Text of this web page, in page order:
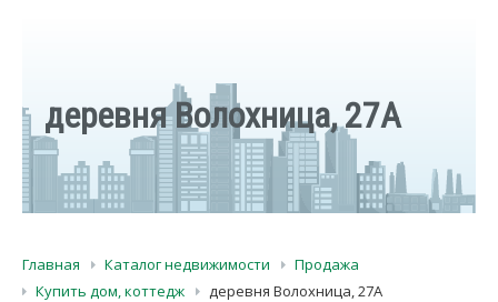
Регионы
Контакты
деревня Волохница, 27А
Главная Каталог недвижимости
Продажа
Купить дом, коттедж
деревня Волохница, 27А